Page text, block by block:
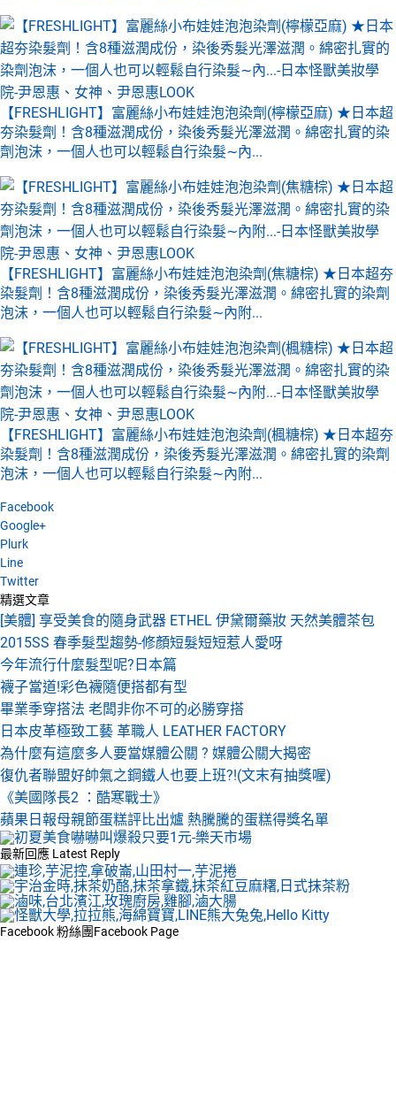
【FRESHLIGHT】富麗絲小布娃娃泡泡染劑(檸檬亞麻) ★日本超
夯染髮劑！含8種滋潤成份，染後秀髮光澤滋潤。綿密扎實的染
劑泡沫，一個人也可以輕鬆自行染髮∼內...
【FRESHLIGHT】富麗絲小布娃娃泡泡染劑(焦糖棕) ★日本超夯
染髮劑！含8種滋潤成份，染後秀髮光澤滋潤。綿密扎實的染劑
泡沫，一個人也可以輕鬆自行染髮∼內附...
【FRESHLIGHT】富麗絲小布娃娃泡泡染劑(楓糖棕) ★日本超夯
染髮劑！含8種滋潤成份，染後秀髮光澤滋潤。綿密扎實的染劑
泡沫，一個人也可以輕鬆自行染髮∼內附...
Facebook
Google+
Plurk
Line
Twitter
精選文章
[美體] 享受美食的隨身武器 ETHEL 伊黛爾藥妝 天然美體茶包
2015SS 春季髮型趨勢-修顏短髮短短惹人愛呀
今年流行什麼髮型呢?日本篇
襪子當道!彩色襪隨便搭都有型
畢業季穿搭法 老闆非你不可的必勝穿搭
日本皮革極致工藝 革職人 LEATHER FACTORY
為什麼有這麼多人要當媒體公關 ? 媒體公關大揭密
復仇者聯盟好帥氣之鋼鐵人也要上班?!(文末有抽獎喔)
《美國隊長2 ：酷寒戰士》
蘋果日報母親節蛋糕評比出爐 熱騰騰的蛋糕得獎名單
最新回應 Latest Reply
Facebook 粉絲團Facebook Page